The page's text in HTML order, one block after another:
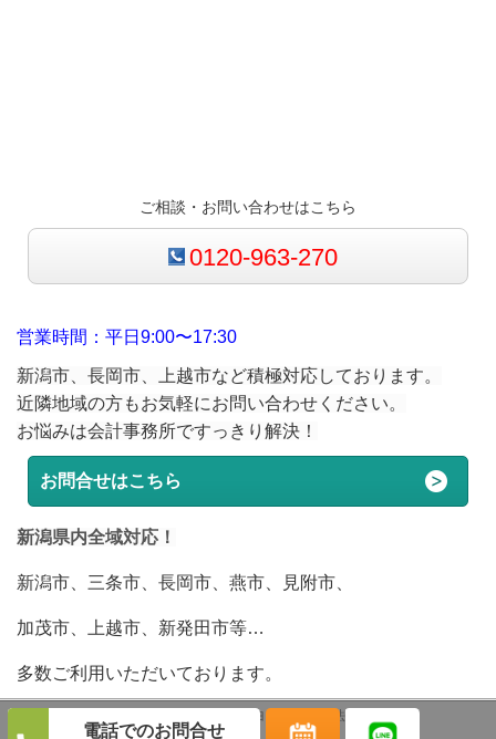
ご相談・お問い合わせはこちら
0120-963-270
営業時間：平日9:00〜17:30
新潟市、長岡市、上越市など積極対応しております。
近隣地域の方もお気軽にお問い合わせください。
お悩みは会計事務所ですっきり解決！
お問合せはこちら
新潟県内全域対応！
新潟市、三条市、長岡市、燕市、見附市、
加茂市、上越市、新発田市等…
多数ご利用いただいております。
－L＆Bヨシダ税理士法人－